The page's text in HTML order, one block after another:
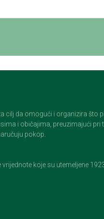
cilj da omogući i organizira što
i običajima, preuzimajući pri
pokop.
koje su utemeljene